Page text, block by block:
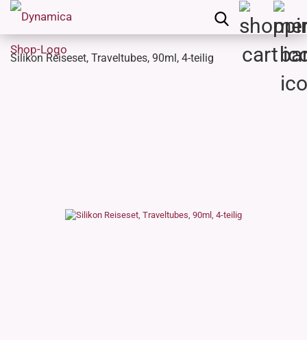
Silikon Reiseset, Traveltubes, 90ml, 4-teilig